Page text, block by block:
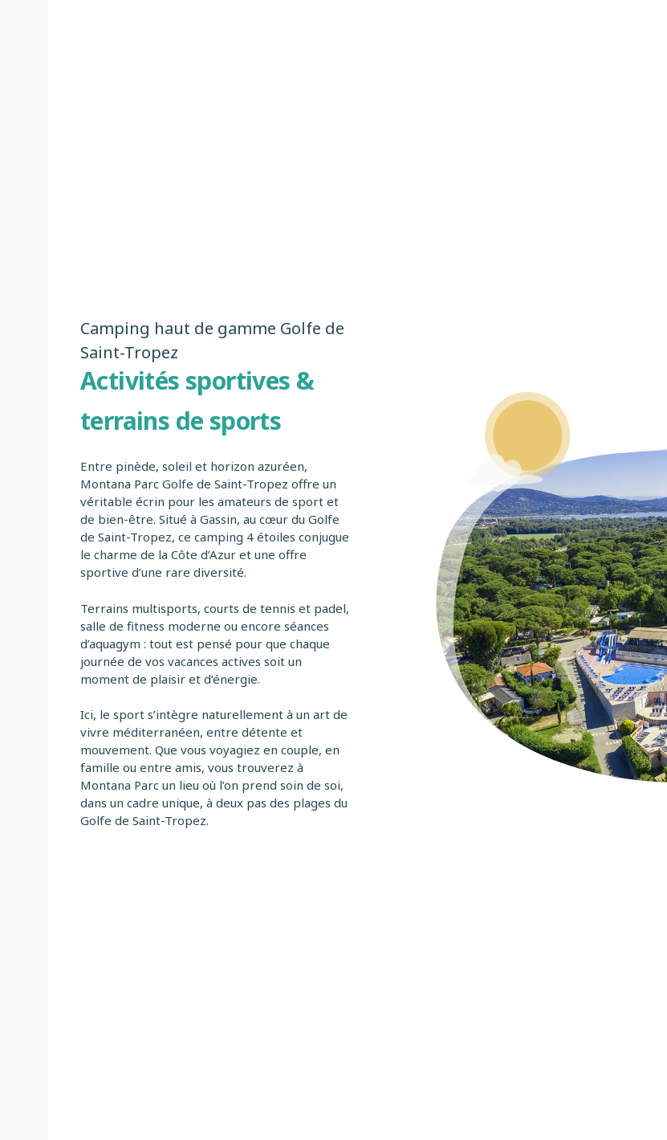
Camping haut de gamme Golfe de
Saint-Tropez
Activités sportives &
terrains de sports
Entre pinède, soleil et horizon azuréen,
Montana Parc Golfe de Saint-Tropez offre un
véritable écrin pour les amateurs de sport et
de bien-être. Situé à Gassin, au cœur du Golfe
de Saint-Tropez, ce camping 4 étoiles conjugue
le charme de la Côte d’Azur et une offre
sportive d’une rare diversité.
Terrains multisports, courts de tennis et padel,
salle de fitness moderne ou encore séances
d’aquagym : tout est pensé pour que chaque
journée de vos vacances actives soit un
moment de plaisir et d’énergie.
Ici, le sport s’intègre naturellement à un art de
vivre méditerranéen, entre détente et
mouvement. Que vous voyagiez en couple, en
famille ou entre amis, vous trouverez à
Montana Parc un lieu où l’on prend soin de soi,
dans un cadre unique, à deux pas des plages du
Golfe de Saint-Tropez.